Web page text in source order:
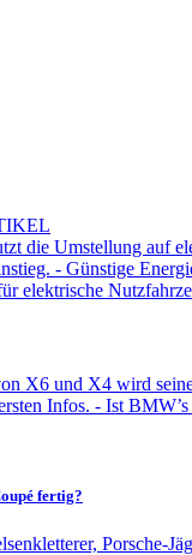
elektrische
fertig?